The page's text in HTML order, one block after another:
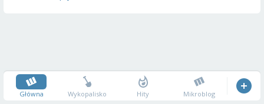
Główna Wykopalisko Hity Mikroblog